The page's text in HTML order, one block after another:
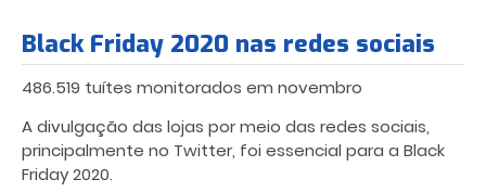
Black Friday 2020 nas redes sociais
486.519 tuítes monitorados em novembro
A divulgação das lojas por meio das redes sociais,
principalmente no Twitter, foi essencial para a Black
Friday 2020.